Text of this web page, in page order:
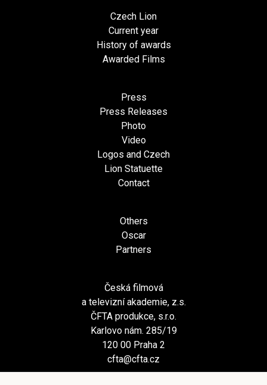
Czech Lion
Current year
History of awards
Awarded Films
Press
Press Releases
Photo
Video
Logos and Czech
Lion Statuette
Contact
Others
Oscar
Partners
Česká filmová
a televizní akademie, z.s.
ČFTA produkce, s.r.o.
Karlovo nám. 285/19
120 00 Praha 2
cfta@cfta.cz